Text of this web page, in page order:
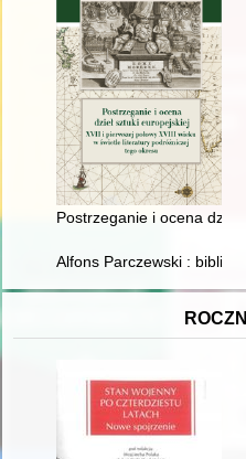
Postrzeganie i ocena
Alfons Parczewski :